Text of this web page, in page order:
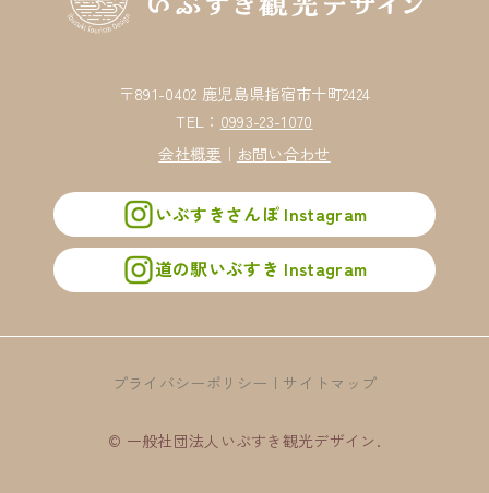
〒891-0402 鹿児島県指宿市十町2424
TEL： 0993-23-1070
会社概要 ｜ お問い合わせ
いぶすきさんぽ Instagram
道の駅いぶすき Instagram
プライバシーポリシー サイトマップ
© 一般社団法人いぶすき観光デザイン.